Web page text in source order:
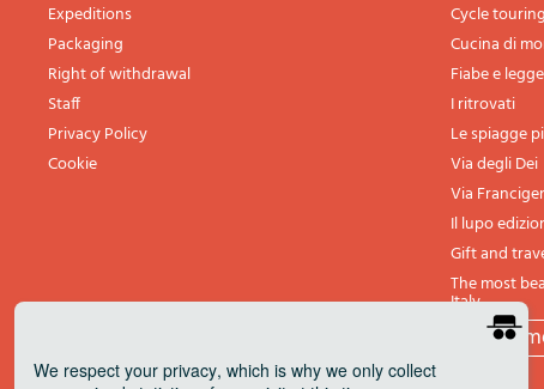
Expeditions
Packaging
Right of withdrawal
Staff
Privacy Policy
Cookie
Cycle
Cucina di
Fiabe e
I ritrovati
Le spiagge
Via degli Dei
Via
Il lupo
Gift and
The most
Italy
All
We respect your privacy, which is why we only collect